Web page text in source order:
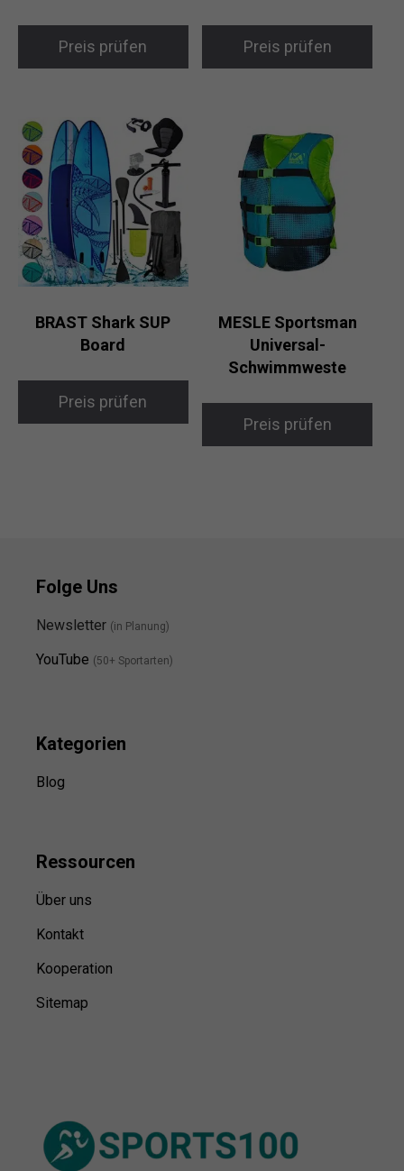
Preis prüfen Preis prüfen
BRAST Shark SUP
Board
Preis prüfen
MESLE Sportsman
Universal-
Schwimmweste
Preis prüfen
Folge Uns
Newsletter (in Planung)
YouTube (50+ Sportarten)
Kategorien
Blog
Ressourcen
Über uns
Kontakt
Kooperation
Sitemap